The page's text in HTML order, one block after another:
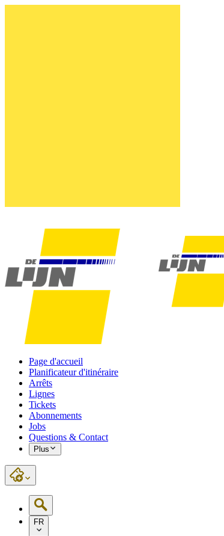
Page d'accueil
Planificateur d'itinéraire
Arrêts
Lignes
Tickets
Abonnements
Jobs
Questions & Contact
Plus
FR